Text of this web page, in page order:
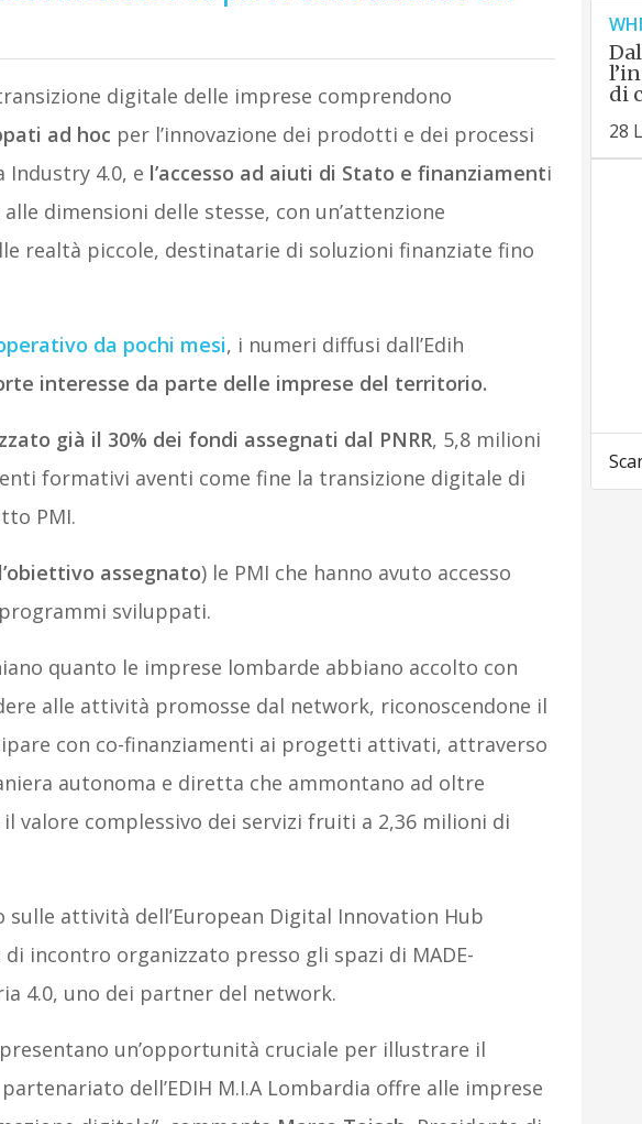
digitale delle imprese comprendono
ad hoc per l’innovazione dei prodotti e dei processi
4.0, e l’accesso ad aiuti di Stato e finanziamenti
dimensioni delle stesse, con un’attenzione
realtà piccole, destinatarie di soluzioni finanziate fino
da pochi mesi, i numeri diffusi dall’Edih
interesse da parte delle imprese del territorio.
già il 30% dei fondi assegnati dal PNRR, 5,8 milioni
formativi aventi come fine la transizione digitale di
PMI.
assegnato) le PMI che hanno avuto accesso
sviluppati.
quanto le imprese lombarde abbiano accolto con
alle attività promosse dal network, riconoscendone il
con co-finanziamenti ai progetti attivati, attraverso
autonoma e diretta che ammontano ad oltre
valore complessivo dei servizi fruiti a 2,36 milioni di
sulle attività dell’European Digital Innovation Hub
incontro organizzato presso gli spazi di MADE-
4.0, uno dei partner del network.
un’opportunità cruciale per illustrare il
dell’EDIH M.I.A Lombardia offre alle imprese
di
28